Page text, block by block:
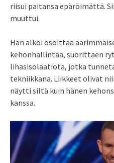
riisui paitansa epäröimättä.
muuttui.
Hän alkoi osoittaa
kehonhallintaa, suorittaen
lihasisolaatiota, jotka
tekniikkana. Liikkeet olivat
näytti siltä kuin hänen
kanssa.